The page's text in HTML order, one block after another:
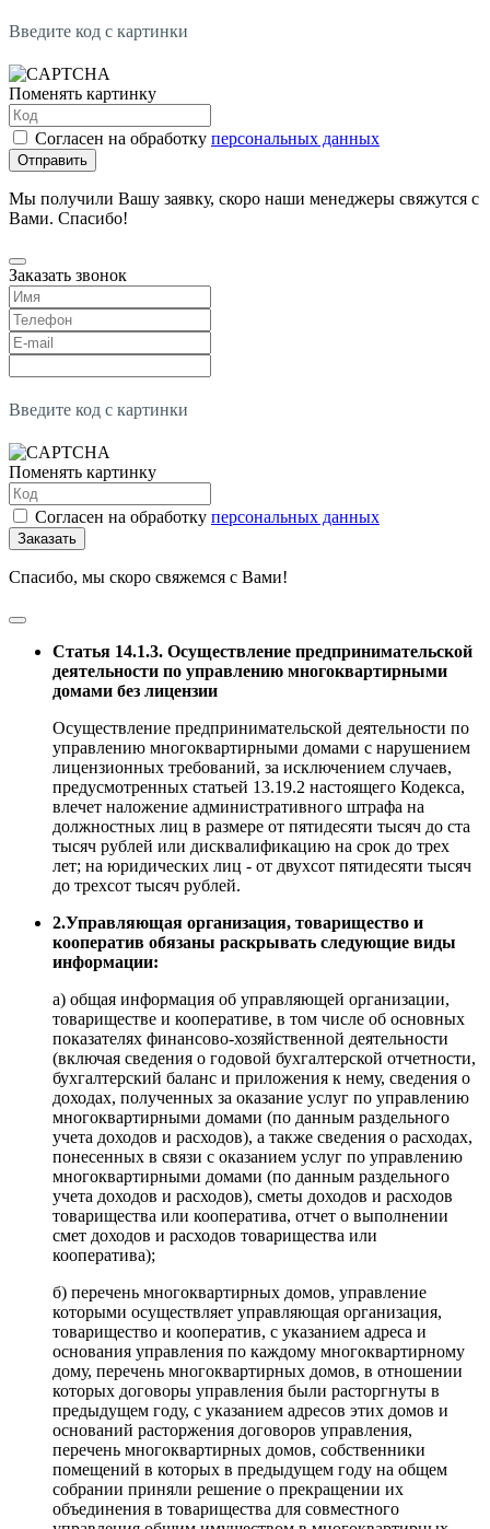
Введите код с картинки
Поменять картинку
Согласен на обработку персональных данных
Отправить
Мы получили Вашу заявку, скоро наши менеджеры свяжутся с
Вами. Спасибо!
Заказать звонок
Введите код с картинки
Поменять картинку
Согласен на обработку персональных данных
Заказать
Спасибо, мы скоро свяжемся с Вами!
Статья 14.1.3. Осуществление предпринимательской
деятельности по управлению многоквартирными
домами без лицензии
Осуществление предпринимательской деятельности по
управлению многоквартирными домами с нарушением
лицензионных требований, за исключением случаев,
предусмотренных статьей 13.19.2 настоящего Кодекса,
влечет наложение административного штрафа на
должностных лиц в размере от пятидесяти тысяч до ста
тысяч рублей или дисквалификацию на срок до трех
лет; на юридических лиц - от двухсот пятидесяти тысяч
до трехсот тысяч рублей.
2.Управляющая организация, товарищество и
кооператив обязаны раскрывать следующие виды
информации:
а) общая информация об управляющей организации,
товариществе и кооперативе, в том числе об основных
показателях финансово-хозяйственной деятельности
(включая сведения о годовой бухгалтерской отчетности,
бухгалтерский баланс и приложения к нему, сведения о
доходах, полученных за оказание услуг по управлению
многоквартирными домами (по данным раздельного
учета доходов и расходов), а также сведения о расходах,
понесенных в связи с оказанием услуг по управлению
многоквартирными домами (по данным раздельного
учета доходов и расходов), сметы доходов и расходов
товарищества или кооператива, отчет о выполнении
смет доходов и расходов товарищества или
кооператива);
б) перечень многоквартирных домов, управление
которыми осуществляет управляющая организация,
товарищество и кооператив, с указанием адреса и
основания управления по каждому многоквартирному
дому, перечень многоквартирных домов, в отношении
которых договоры управления были расторгнуты в
предыдущем году, с указанием адресов этих домов и
оснований расторжения договоров управления,
перечень многоквартирных домов, собственники
помещений в которых в предыдущем году на общем
собрании приняли решение о прекращении их
объединения в товарищества для совместного